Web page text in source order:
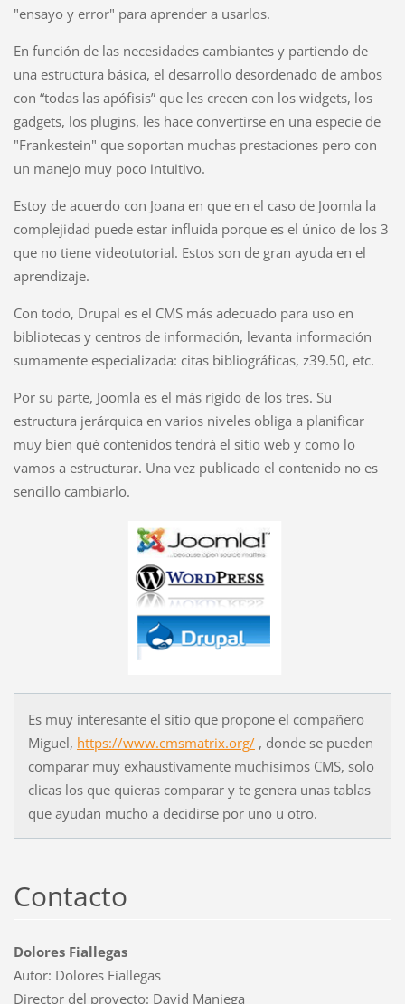
"ensayo y error" para aprender a usarlos.
En función de las necesidades cambiantes y partiendo de
una estructura básica, el desarrollo desordenado de ambos
con “todas las apófisis” que les crecen con los widgets, los
gadgets, los plugins, les hace convertirse en una especie de
"Frankestein" que soportan muchas prestaciones pero con
un manejo muy poco intuitivo.
Estoy de acuerdo con Joana en que en el caso de Joomla la
complejidad puede estar influida porque es el único de los 3
que no tiene videotutorial. Estos son de gran ayuda en el
aprendizaje.
Con todo, Drupal es el CMS más adecuado para uso en
bibliotecas y centros de información, levanta información
sumamente especializada: citas bibliográficas, z39.50, etc.
Por su parte, Joomla es el más rígido de los tres. Su
estructura jerárquica en varios niveles obliga a planificar
muy bien qué contenidos tendrá el sitio web y como lo
vamos a estructurar. Una vez publicado el contenido no es
sencillo cambiarlo.
Es muy interesante el sitio que propone el compañero
Miguel, https://www.cmsmatrix.org/, donde se pueden
comparar muy exhaustivamente muchísimos CMS, solo
clicas los que quieras comparar y te genera unas tablas
que ayudan mucho a decidirse por uno u otro.
Contacto
Dolores Fiallegas
Autor: Dolores Fiallegas
Director del proyecto: David Maniega